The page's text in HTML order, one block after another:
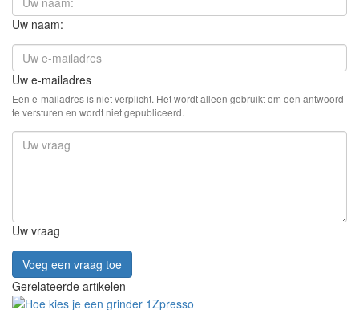
Uw naam:
Uw e-mailadres
Een e-mailadres is niet verplicht. Het wordt alleen gebruikt om een antwoord
te versturen en wordt niet gepubliceerd.
Uw vraag
Voeg een vraag toe
Gerelateerde artikelen